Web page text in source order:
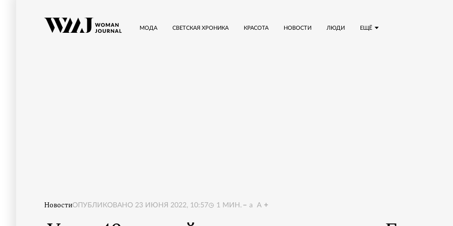
ЕЩЁ
МОДА СВЕТСКАЯ ХРОНИКА КРАСОТА НОВОСТИ ЛЮДИ
НовостиОПУБЛИКОВАНО 23 ИЮНЯ 2022, 10:57 1 МИН. a A